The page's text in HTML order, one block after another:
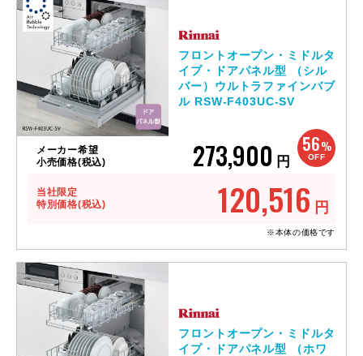
フロントオープン・ミドルタ
イプ・ドアパネル型 （シル
バー）ウルトラファインバブ
ル RSW-F403UC-SV
56%
OFF
メーカー希望
小売価格(税込)
273,900 円
当社限定
特別価格(税込)
120,516 円
※本体の価格です
フロントオープン・ミドルタ
イプ・ドアパネル型 （ホワ